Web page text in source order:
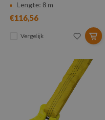
Lengte: 8 m
€116,56
Vergelijk